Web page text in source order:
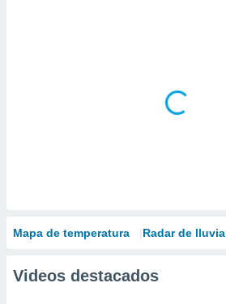
Mapa de temperatura Radar de lluvia
Videos destacados